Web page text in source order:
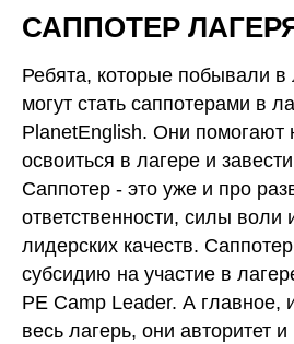
САППОТЕР
Ребята, которые побывали в
могут стать саппотерами в
PlanetEnglish. Они помогают
освоиться в лагере и
Саппотер - это уже и про
ответственности, силы
лидерских качеств.
субсидию на участие в
PE Camp Leader. А главное,
весь лагерь, они авторитет и